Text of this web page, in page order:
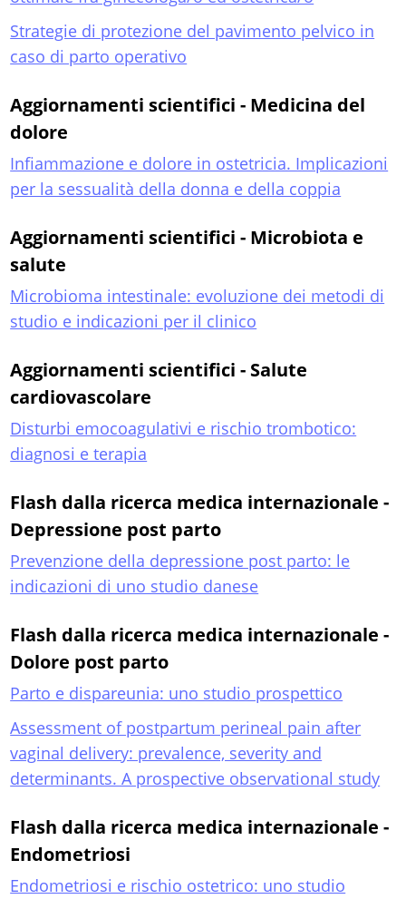
Strategie di protezione del pavimento pelvico in
caso di parto operativo
Aggiornamenti scientifici - Medicina del
dolore
Infiammazione e dolore in ostetricia. Implicazioni
per la sessualità della donna e della coppia
Aggiornamenti scientifici - Microbiota e
salute
Microbioma intestinale: evoluzione dei metodi di
studio e indicazioni per il clinico
Aggiornamenti scientifici - Salute
cardiovascolare
Disturbi emocoagulativi e rischio trombotico:
diagnosi e terapia
Flash dalla ricerca medica internazionale -
Depressione post parto
Prevenzione della depressione post parto: le
indicazioni di uno studio danese
Flash dalla ricerca medica internazionale -
Dolore post parto
Parto e dispareunia: uno studio prospettico
Assessment of postpartum perineal pain after
vaginal delivery: prevalence, severity and
determinants. A prospective observational study
Flash dalla ricerca medica internazionale -
Endometriosi
Endometriosi e rischio ostetrico: uno studio